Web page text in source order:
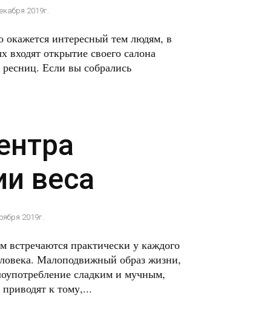
2019г.
окажется интересный тем людям, в
открытие своего салона
Если вы собрались
веса
2019г.
практически у каждого
Малоподвижный образ жизни,
сладким и мучным,
к тому,...